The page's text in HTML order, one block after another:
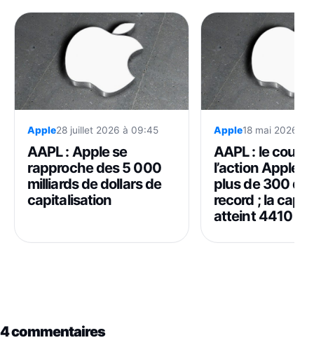
Apple28 juillet 2026 à 09:45
AAPL : Apple se
rapproche des 5 000
milliards de dollars de
capitalisation
Apple18 mai 2026 à
AAPL : le cours
l’action Apple
plus de 300
record ; la
atteint 4410
4 commentaires